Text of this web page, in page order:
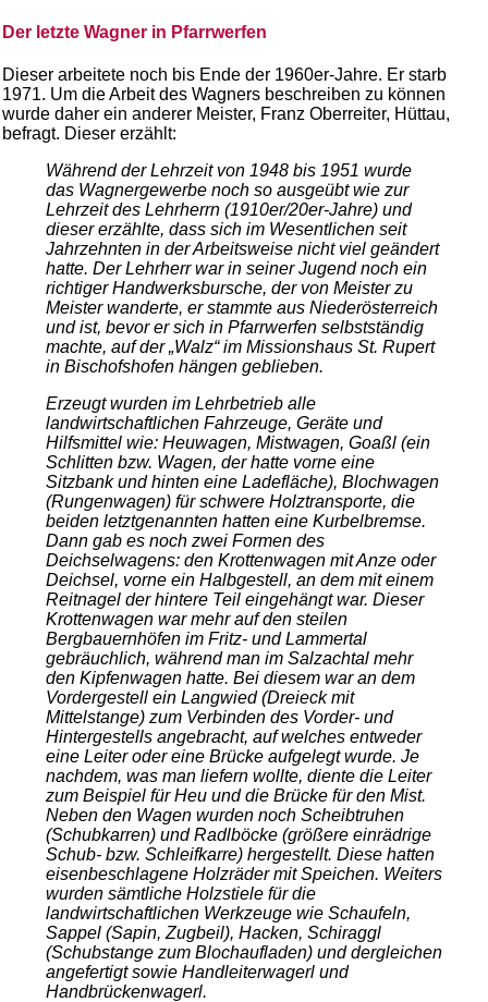
Der letzte Wagner in Pfarrwerfen
Dieser arbeitete noch bis Ende der 1960er-Jahre. Er starb
1971. Um die Arbeit des Wagners beschreiben zu können
wurde daher ein anderer Meister, Franz Oberreiter, Hüttau,
befragt. Dieser erzählt:
Während der Lehrzeit von 1948 bis 1951 wurde
das Wagnergewerbe noch so ausgeübt wie zur
Lehrzeit des Lehrherrn (1910er/20er-Jahre) und
dieser erzählte, dass sich im Wesentlichen seit
Jahrzehnten in der Arbeitsweise nicht viel geändert
hatte. Der Lehrherr war in seiner Jugend noch ein
richtiger Handwerksbursche, der von Meister zu
Meister wanderte, er stammte aus Niederösterreich
und ist, bevor er sich in Pfarrwerfen selbstständig
machte, auf der „Walz“ im Missionshaus St. Rupert
in Bischofshofen hängen geblieben.
Erzeugt wurden im Lehrbetrieb alle
landwirtschaftlichen Fahrzeuge, Geräte und
Hilfsmittel wie: Heuwagen, Mistwagen, Goaßl (ein
Schlitten bzw. Wagen, der hatte vorne eine
Sitzbank und hinten eine Ladefläche), Blochwagen
(Rungenwagen) für schwere Holztransporte, die
beiden letztgenannten hatten eine Kurbelbremse.
Dann gab es noch zwei Formen des
Deichselwagens: den Krottenwagen mit Anze oder
Deichsel, vorne ein Halbgestell, an dem mit einem
Reitnagel der hintere Teil eingehängt war. Dieser
Krottenwagen war mehr auf den steilen
Bergbauernhöfen im Fritz- und Lammertal
gebräuchlich, während man im Salzachtal mehr
den Kipfenwagen hatte. Bei diesem war an dem
Vordergestell ein Langwied (Dreieck mit
Mittelstange) zum Verbinden des Vorder- und
Hintergestells angebracht, auf welches entweder
eine Leiter oder eine Brücke aufgelegt wurde. Je
nachdem, was man liefern wollte, diente die Leiter
zum Beispiel für Heu und die Brücke für den Mist.
Neben den Wagen wurden noch Scheibtruhen
(Schubkarren) und Radlböcke (größere einrädrige
Schub- bzw. Schleifkarre) hergestellt. Diese hatten
eisenbeschlagene Holzräder mit Speichen. Weiters
wurden sämtliche Holzstiele für die
landwirtschaftlichen Werkzeuge wie Schaufeln,
Sappel (Sapin, Zugbeil), Hacken, Schiraggl
(Schubstange zum Blochaufladen) und dergleichen
angefertigt sowie Handleiterwagerl und
Handbrückenwagerl.